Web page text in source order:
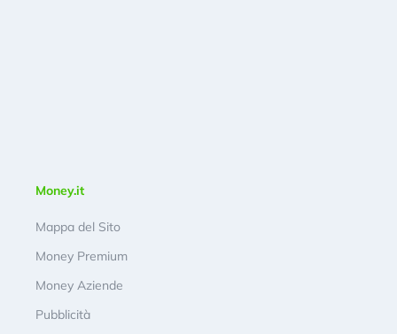
Money.it
Mappa del Sito
Money Premium
Money Aziende
Pubblicità